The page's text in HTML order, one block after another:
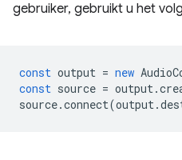
gebruiker, gebruikt u het
const output = new
const source = output.
source.connect(output.